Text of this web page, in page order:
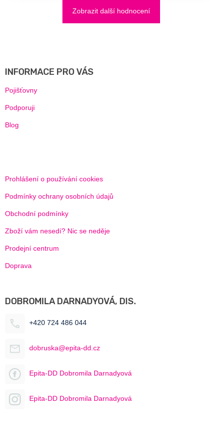
Zobrazit další hodnocení
INFORMACE PRO VÁS
Pojišťovny
Podporuji
Blog
Prohlášení o používání cookies
Podmínky ochrany osobních údajů
Obchodní podmínky
Zboží vám nesedí? Nic se neděje
Prodejní centrum
Doprava
DOBROMILA DARNADYOVÁ, DIS.
+420 724 486 044
dobruska@epita-dd.cz
Epita-DD Dobromila Darnadyová
Epita-DD Dobromila Darnadyová